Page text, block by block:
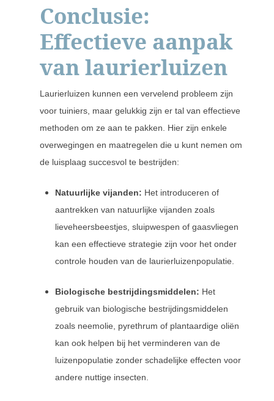
Conclusie:
Effectieve aanpak
van laurierluizen
Laurierluizen kunnen een vervelend probleem zijn
voor tuiniers, maar gelukkig zijn er tal van effectieve
methoden om ze aan te pakken. Hier zijn enkele
overwegingen en maatregelen die u kunt nemen om
de luisplaag succesvol te bestrijden:
Natuurlijke vijanden: Het introduceren of
aantrekken van natuurlijke vijanden zoals
lieveheersbeestjes, sluipwespen of gaasvliegen
kan een effectieve strategie zijn voor het onder
controle houden van de laurierluizenpopulatie.
Biologische bestrijdingsmiddelen: Het
gebruik van biologische bestrijdingsmiddelen
zoals neemolie, pyrethrum of plantaardige oliën
kan ook helpen bij het verminderen van de
luizenpopulatie zonder schadelijke effecten voor
andere nuttige insecten.